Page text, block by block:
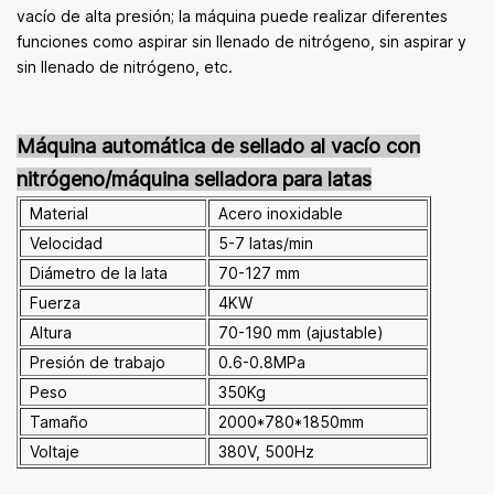
vacío de alta presión; la máquina puede realizar diferentes
funciones como aspirar sin llenado de nitrógeno, sin aspirar y
sin llenado de nitrógeno, etc.
Máquina automática de sellado al vacío con
nitrógeno/máquina selladora para latas
Material
Acero inoxidable
Velocidad
5-7 latas/min
Diámetro de la lata
70-127 mm
Fuerza
4KW
Altura
70-190 mm (ajustable)
Presión de trabajo
0.6-0.8MPa
Peso
350Kg
Tamaño
2000*780*1850mm
Voltaje
380V, 500Hz